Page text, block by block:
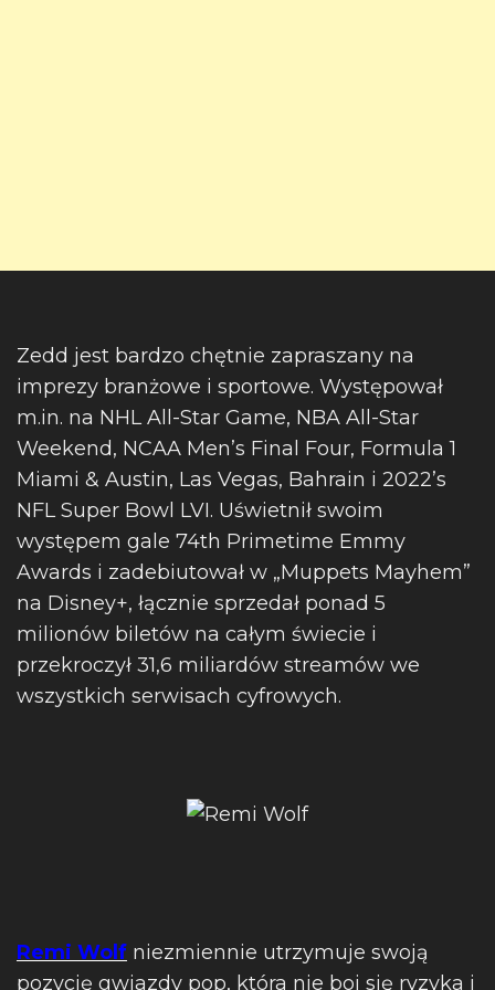
Zedd jest bardzo chętnie zapraszany na
imprezy branżowe i sportowe. Występował
m.in. na NHL All-Star Game, NBA All-Star
Weekend, NCAA Men’s Final Four, Formula 1
Miami & Austin, Las Vegas, Bahrain i 2022’s
NFL Super Bowl LVI. Uświetnił swoim
występem gale 74th Primetime Emmy
Awards i zadebiutował w „Muppets Mayhem”
na Disney+, łącznie sprzedał ponad 5
milionów biletów na całym świecie i
przekroczył 31,6 miliardów streamów we
wszystkich serwisach cyfrowych.
Remi Wolf niezmiennie utrzymuje swoją
pozycję gwiazdy pop, która nie boi się ryzyka i